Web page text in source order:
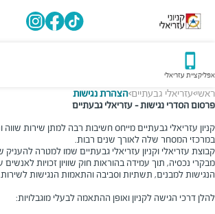
אפליקציית עזריאלי
ראשי>עזריאלי גבעתיים>הצהרת נגישות
פרסום הסדרי נגישות - עזריאלי גבעתיים
קניון עזריאלי גבעתיים מייחס חשיבות רבה למתן שירות
במרכזי המסחר שלה לאורך שנים רבות.
קבוצת עזריאלי וקניון עזריאלי גבעתיים שמו למטרה להעניק
מבקרי נכסיה, תוך עמידה בהוראות חוק שוויון זכויות
הנגישות למבנים, תשתיות וסביבה והתאמות הנגישות
להלן דרכי הגישה לקניון ואופן ההתאמה לבעלי מוגבלויות: